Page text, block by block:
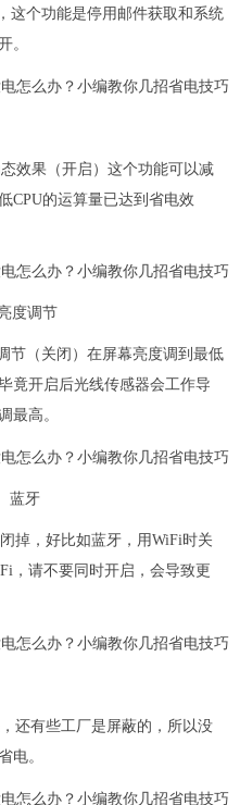
这个功能是停用邮件获取和系统
。
效果（开启）这个功能可以减
CPU的运算量已达到省电效
度调节
节（关闭）在屏幕亮度调到最低
竟开启后光线传感器会工作导
最高。
蓝牙
掉，好比如蓝牙，用WiFi时关
，请不要同时开启，会导致更
还有些工厂是屏蔽的，所以没
电。